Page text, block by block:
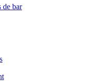
de bar